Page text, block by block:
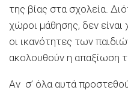
της βίας στα σχολεία.
χώροι μάθησης, δεν είναι
οι ικανότητες των
ακολουθούν η απαξίωση
Αν σ’ όλα αυτά